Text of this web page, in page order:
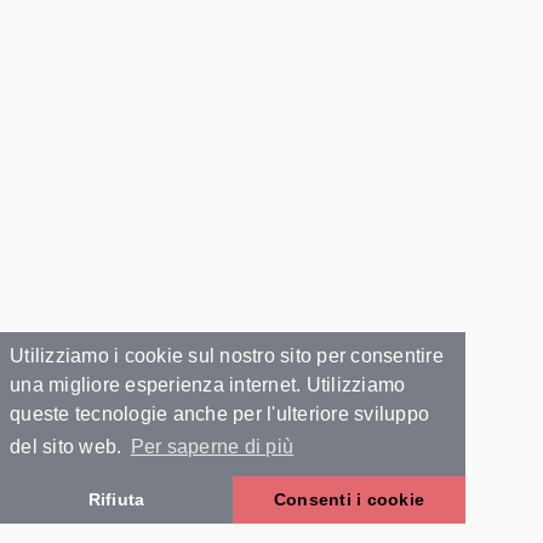
Utilizziamo i cookie sul nostro sito per consentire
una migliore esperienza internet. Utilizziamo
queste tecnologie anche per l'ulteriore sviluppo
del sito web.
Per saperne di più
Rifiuta Consenti i cookie